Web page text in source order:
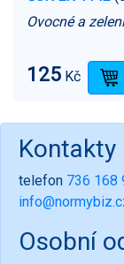
Ovocné a
125 Kč
Kontakty
telefon 736 168
Osobní